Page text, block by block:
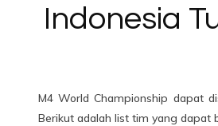
Indonesia
M4 World Championship dapat
Berikut adalah list tim yang dapat